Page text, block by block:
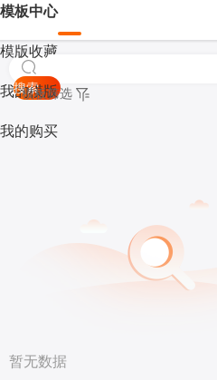
模板中心
模版收藏
我的模版
我的购买
搜索
模板筛选
暂无数据